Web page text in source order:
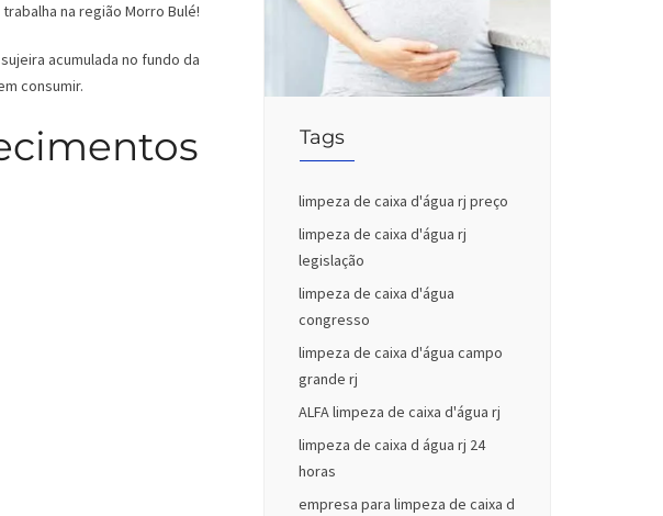
Tags
limpeza de caixa d'água rj preço
limpeza de caixa d'água rj
legislação
limpeza de caixa d'água
congresso
limpeza de caixa d'água campo
grande rj
ALFA limpeza de caixa d'água rj
limpeza de caixa d água rj 24
horas
empresa para limpeza de caixa d
na região Morro Bulé!
acumulada no fundo da
consumir.